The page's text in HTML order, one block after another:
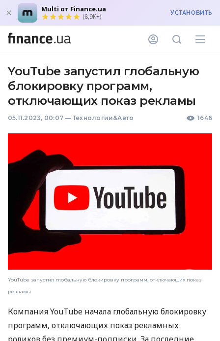
Multi от Finance.ua
(8,9K+) УСТАНОВИТЬ
YouTube запустил глобальную
блокировку программ,
отключающих показ рекламы
05.11.2023, 00:07 — Технологии&Авто 1646
YouTube запустил глобальную блокировку программ, отключающих показ
рекламы
Компания YouTube начала глобальную блокировку
программ, отключающих показ рекламных